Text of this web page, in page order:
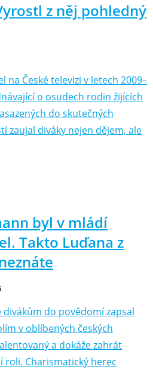
z něj pohledný
na České televizi v letech 2009–
o osudech rodin žijících
do skutečných
zaujal diváky nejen dějem, ale
byl v mládí
Takto Luďana z
do povědomí zapsal
v oblíbených českých
a dokáže zahrát
roli. Charismatický herec